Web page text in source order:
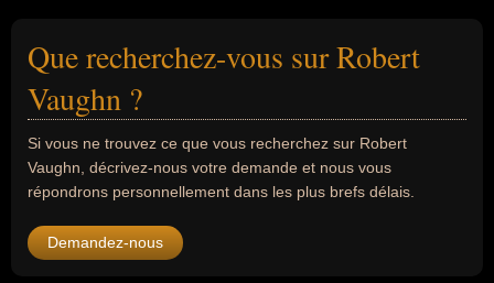
Que recherchez-vous sur Robert
Vaughn ?
Si vous ne trouvez ce que vous recherchez sur Robert
Vaughn, décrivez-nous votre demande et nous vous
répondrons personnellement dans les plus brefs délais.
Demandez-nous